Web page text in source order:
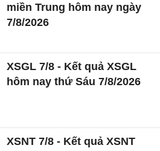
miền Trung hôm nay ngày
7/8/2026
XSGL 7/8 - Kết quả XSGL
hôm nay thứ Sáu 7/8/2026
XSNT 7/8 - Kết quả XSNT